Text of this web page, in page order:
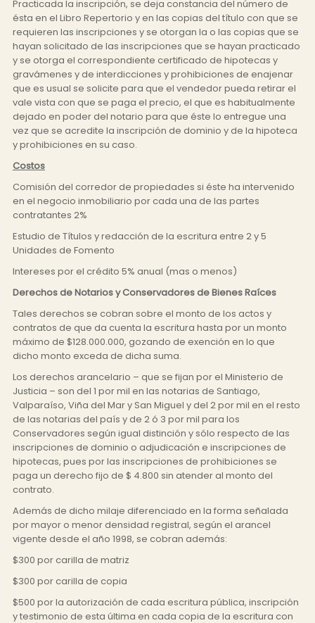
Practicada la inscripción, se deja constancia del número de
ésta en el Libro Repertorio y en las copias del título con que se
requieren las inscripciones y se otorgan la o las copias que se
hayan solicitado de las inscripciones que se hayan practicado
y se otorga el correspondiente certificado de hipotecas y
gravámenes y de interdicciones y prohibiciones de enajenar
que es usual se solicite para que el vendedor pueda retirar el
vale vista con que se paga el precio, el que es habitualmente
dejado en poder del notario para que éste lo entregue una
vez que se acredite la inscripción de dominio y de la hipoteca
y prohibiciones en su caso.
Costos
Comisión del corredor de propiedades si éste ha intervenido
en el negocio inmobiliario por cada una de las partes
contratantes 2%
Estudio de Títulos y redacción de la escritura entre 2 y 5
Unidades de Fomento
Intereses por el crédito 5% anual (mas o menos)
Derechos de Notarios y Conservadores de Bienes Raíces
Tales derechos se cobran sobre el monto de los actos y
contratos de que da cuenta la escritura hasta por un monto
máximo de $128.000.000, gozando de exención en lo que
dicho monto exceda de dicha suma.
Los derechos arancelario – que se fijan por el Ministerio de
Justicia – son del 1 por mil en las notarias de Santiago,
Valparaíso, Viña del Mar y San Miguel y del 2 por mil en el resto
de las notarias del país y de 2 ó 3 por mil para los
Conservadores según igual distinción y sólo respecto de las
inscripciones de dominio o adjudicación e inscripciones de
hipotecas, pues por las inscripciones de prohibiciones se
paga un derecho fijo de $ 4.800 sin atender al monto del
contrato.
Además de dicho milaje diferenciado en la forma señalada
por mayor o menor densidad registral, según el arancel
vigente desde el año 1998, se cobran además:
$300 por carilla de matriz
$300 por carilla de copia
$500 por la autorización de cada escritura pública, inscripción
y testimonio de esta última en cada copia de la escritura con